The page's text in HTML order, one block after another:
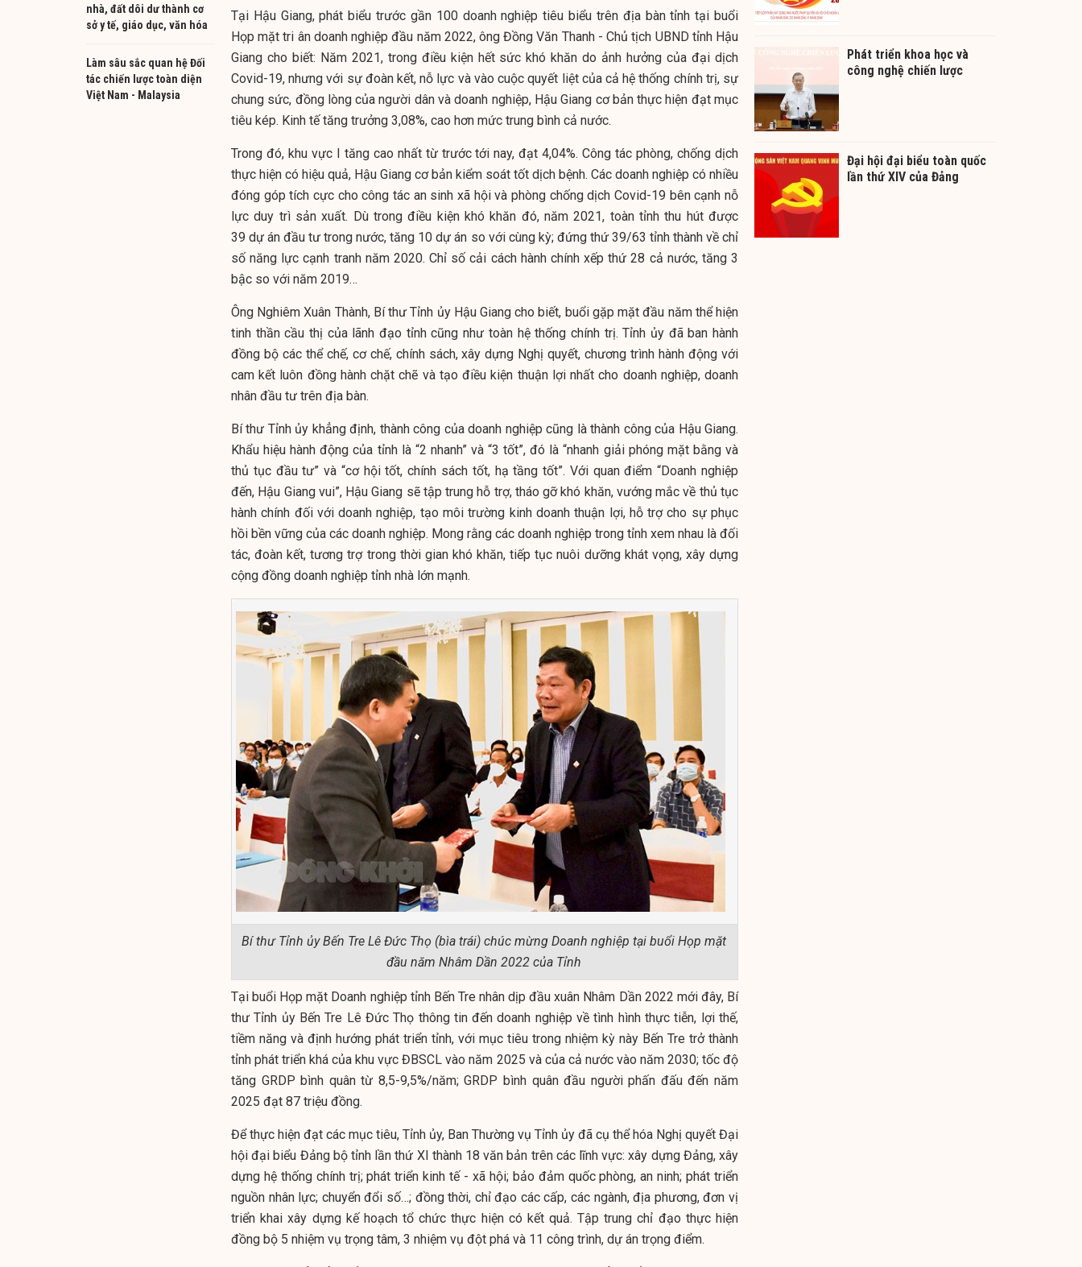
nhà, đất dôi dư thành cơ
sở y tế, giáo dục, văn hóa
Làm sâu sắc quan hệ Đối
tác chiến lược toàn diện
Việt Nam - Malaysia
Tại Hậu Giang, phát biểu trước gần 100 doanh nghiệp tiêu biểu trên địa bàn tỉnh tại buổi
Họp mặt tri ân doanh nghiệp đầu năm 2022, ông Đồng Văn Thanh - Chủ tịch UBND tỉnh Hậu
Giang cho biết: Năm 2021, trong điều kiện hết sức khó khăn do ảnh hưởng của đại dịch
Covid-19, nhưng với sự đoàn kết, nỗ lực và vào cuộc quyết liệt của cả hệ thống chính trị, sự
chung sức, đồng lòng của người dân và doanh nghiệp, Hậu Giang cơ bản thực hiện đạt mục
tiêu kép. Kinh tế tăng trưởng 3,08%, cao hơn mức trung bình cả nước.
Trong đó, khu vực I tăng cao nhất từ trước tới nay, đạt 4,04%. Công tác phòng, chống dịch
thực hiện có hiệu quả, Hậu Giang cơ bản kiểm soát tốt dịch bệnh. Các doanh nghiệp có nhiều
đóng góp tích cực cho công tác an sinh xã hội và phòng chống dịch Covid-19 bên cạnh nỗ
lực duy trì sản xuất. Dù trong điều kiện khó khăn đó, năm 2021, toàn tỉnh thu hút được
39 dự án đầu tư trong nước, tăng 10 dự án so với cùng kỳ; đứng thứ 39/63 tỉnh thành về chỉ
số năng lực cạnh tranh năm 2020. Chỉ số cải cách hành chính xếp thứ 28 cả nước, tăng 3
bậc so với năm 2019…
Ông Nghiêm Xuân Thành, Bí thư Tỉnh ủy Hậu Giang cho biết, buổi gặp mặt đầu năm thể hiện
tinh thần cầu thị của lãnh đạo tỉnh cũng như toàn hệ thống chính trị. Tỉnh ủy đã ban hành
đồng bộ các thể chế, cơ chế, chính sách, xây dựng Nghị quyết, chương trình hành động với
cam kết luôn đồng hành chặt chẽ và tạo điều kiện thuận lợi nhất cho doanh nghiệp, doanh
nhân đầu tư trên địa bàn.
Bí thư Tỉnh ủy khẳng định, thành công của doanh nghiệp cũng là thành công của Hậu Giang.
Khẩu hiệu hành động của tỉnh là “2 nhanh” và “3 tốt”, đó là “nhanh giải phóng mặt bằng và
thủ tục đầu tư” và “cơ hội tốt, chính sách tốt, hạ tầng tốt”. Với quan điểm “Doanh nghiệp
đến, Hậu Giang vui”, Hậu Giang sẽ tập trung hỗ trợ, tháo gỡ khó khăn, vướng mắc về thủ tục
hành chính đối với doanh nghiệp, tạo môi trường kinh doanh thuận lợi, hỗ trợ cho sự phục
hồi bền vững của các doanh nghiệp. Mong rằng các doanh nghiệp trong tỉnh xem nhau là đối
tác, đoàn kết, tương trợ trong thời gian khó khăn, tiếp tục nuôi dưỡng khát vọng, xây dựng
cộng đồng doanh nghiệp tỉnh nhà lớn mạnh.
Bí thư Tỉnh ủy Bến Tre Lê Đức Thọ (bìa trái) chúc mừng Doanh nghiệp tại buổi Họp mặt
đầu năm Nhâm Dần 2022 của Tỉnh
Tại buổi Họp mặt Doanh nghiệp tỉnh Bến Tre nhân dịp đầu xuân Nhâm Dần 2022 mới đây, Bí
thư Tỉnh ủy Bến Tre Lê Đức Thọ thông tin đến doanh nghiệp về tình hình thực tiễn, lợi thế,
tiềm năng và định hướng phát triển tỉnh, với mục tiêu trong nhiệm kỳ này Bến Tre trở thành
tỉnh phát triển khá của khu vực ĐBSCL vào năm 2025 và của cả nước vào năm 2030; tốc độ
tăng GRDP bình quân từ 8,5-9,5%/năm; GRDP bình quân đầu người phấn đấu đến năm
2025 đạt 87 triệu đồng.
Để thực hiện đạt các mục tiêu, Tỉnh ủy, Ban Thường vụ Tỉnh ủy đã cụ thể hóa Nghị quyết Đại
hội đại biểu Đảng bộ tỉnh lần thứ XI thành 18 văn bản trên các lĩnh vực: xây dựng Đảng, xây
dựng hệ thống chính trị; phát triển kinh tế - xã hội; bảo đảm quốc phòng, an ninh; phát triển
nguồn nhân lực; chuyển đổi số…; đồng thời, chỉ đạo các cấp, các ngành, địa phương, đơn vị
triển khai xây dựng kế hoạch tổ chức thực hiện có kết quả. Tập trung chỉ đạo thực hiện
đồng bộ 5 nhiệm vụ trọng tâm, 3 nhiệm vụ đột phá và 11 công trình, dự án trọng điểm.
Phát triển khoa học và
công nghệ chiến lược
Đại hội đại biểu toàn quốc
lần thứ XIV của Đảng